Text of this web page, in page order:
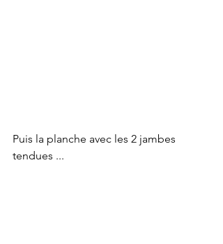
Puis la planche avec les 2 jambes
tendues ...